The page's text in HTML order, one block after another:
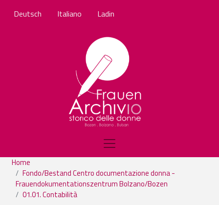
Deutsch Italiano Ladin
Home
Fondo/Bestand Centro documentazione donna -
Frauendokumentationszentrum Bolzano/Bozen
01.01. Contabilità